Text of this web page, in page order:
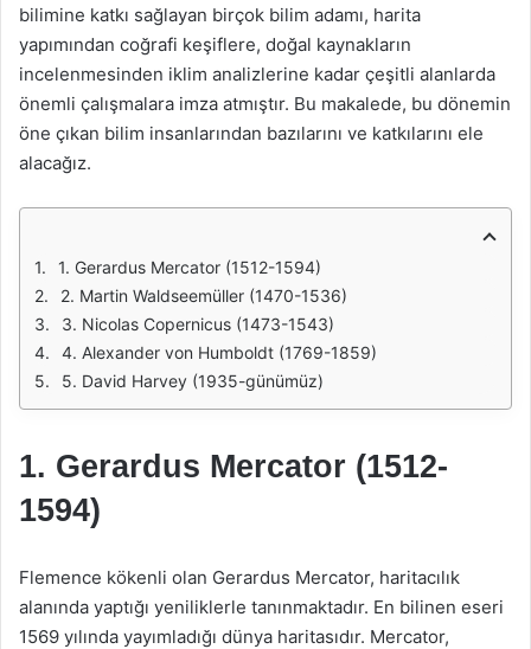
bilimine katkı sağlayan birçok bilim adamı, harita
yapımından coğrafi keşiflere, doğal kaynakların
incelenmesinden iklim analizlerine kadar çeşitli alanlarda
önemli çalışmalara imza atmıştır. Bu makalede, bu dönemin
öne çıkan bilim insanlarından bazılarını ve katkılarını ele
alacağız.
1. Gerardus Mercator (1512-1594)
2. Martin Waldseemüller (1470-1536)
3. Nicolas Copernicus (1473-1543)
4. Alexander von Humboldt (1769-1859)
5. David Harvey (1935-günümüz)
1. Gerardus Mercator (1512-
1594)
Flemence kökenli olan Gerardus Mercator, haritacılık
alanında yaptığı yeniliklerle tanınmaktadır. En bilinen eseri
1569 yılında yayımladığı dünya haritasıdır. Mercator,